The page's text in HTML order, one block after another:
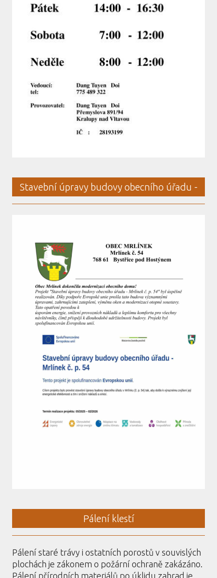
Stavební úpravy budovy obecního úřadu -
Mrlínek č. p. 54
Pálení klestí
Pálení staré trávy i ostatních porostů v souvislých
plochách je zákonem o požární ochraně zakázáno.
Pálení přírodních materiálů po úklidu zahrad je